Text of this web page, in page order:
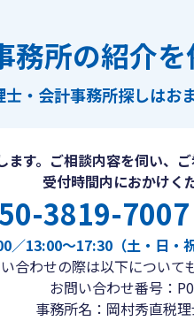
務所の紹介
士・会計事務所探しはお
す。ご相談内容を伺い、
受付時間内におかけく
3819-7007
／13:00〜17:30（土・日・
合わせの際は以下について
お問い合わせ番号：
事務所名：岡村秀直税